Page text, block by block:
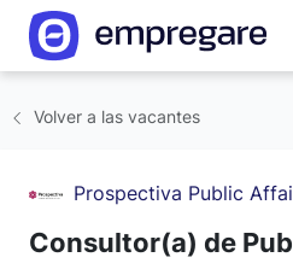
Volver a las vacantes
Prospectiva Public
Consultor(a) de